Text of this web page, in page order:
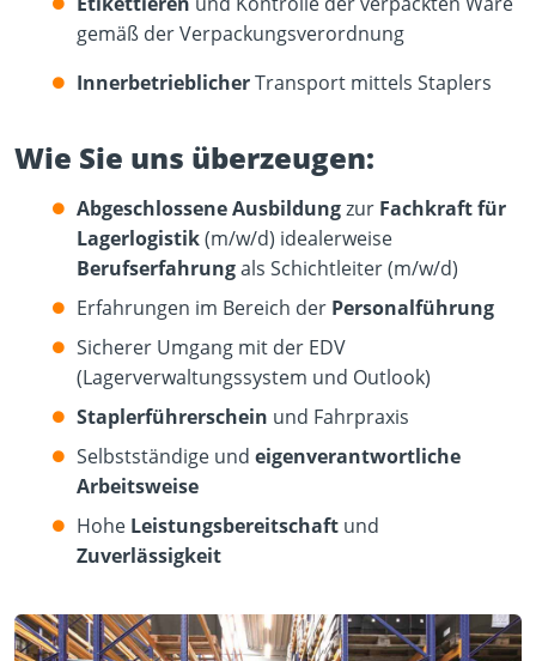
gemäß der Verpackungsverordnung
InnerbetrieblicherTransport mittels Staplers
Wie Sie uns überzeugen:
Abgeschlossene Ausbildungzur Fachkraft für
Lagerlogistik(m/w/d) idealerweise
Berufserfahrungals Schichtleiter (m/w/d)
Erfahrungen im Bereich der Personalführung
Sicherer Umgang mit der EDV
(Lagerverwaltungssystem und Outlook)
Staplerführerschein und Fahrpraxis
Selbstständige und eigenverantwortliche
Arbeitsweise
Hohe Leistungsbereitschaft und
Zuverlässigkeit